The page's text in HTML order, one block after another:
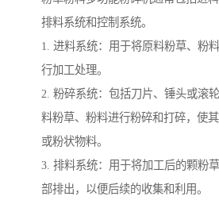
排料系统和控制系统。
1. 进料系统：用于将原料粉草、粉
行加工处理。
2. 粉碎系统：包括刀片、锤头或滚
料粉草、粉料进行粉碎和打碎，使
或粉状物料。
3. 排料系统：用于将加工后的颗粉
部排出，以便后续的收集和利用。